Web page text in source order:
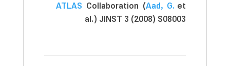
ATLAS Collaboration (Aad, G. et
al.) JINST 3 (2008) S08003